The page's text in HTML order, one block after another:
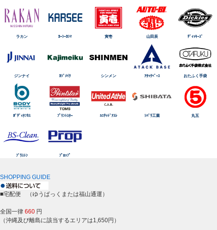
ラカン ｶｰｼｰｶｼﾏ 寅壱 山田辰 ﾃﾞｨｯｷｰｽﾞ
ジンナイ ｶｼﾞﾒｲｸ シンメン ｱﾀｯｸﾍﾞｰｽ おたふく手袋
ﾎﾞﾃﾞｨﾀﾌﾈｽ ﾌﾟﾘﾝﾄｽﾀｰ ﾕﾆﾃｯﾄﾞｱｽﾚ ｼﾊﾞﾗ工業 丸五
ﾌﾞﾗｽﾄﾝ ﾌﾟﾛｯﾌﾟ
SHOPPING GUIDE
■宅配便 （ゆうぱっくまたは福山通運）
全国一律 660 円
（沖縄及び離島に該当するエリアは1,650円）